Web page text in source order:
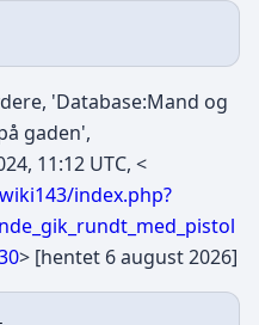
'Database:Mand og
gaden',
11:12 UTC, <
index.php?
> [hentet 6 august 2026]